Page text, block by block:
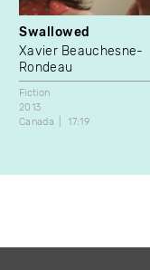
Swallowed
Xavier Beauchesne-
Rondeau
Fiction
2013
Canada
17:19